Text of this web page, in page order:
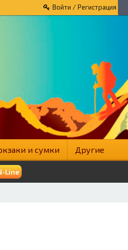
Войти / Регистрация
и сумки Другие
Line